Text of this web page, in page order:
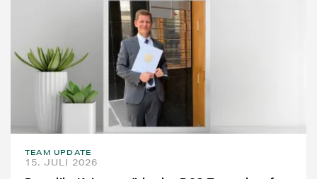
TEAM UPDATE
15. JULI 2026